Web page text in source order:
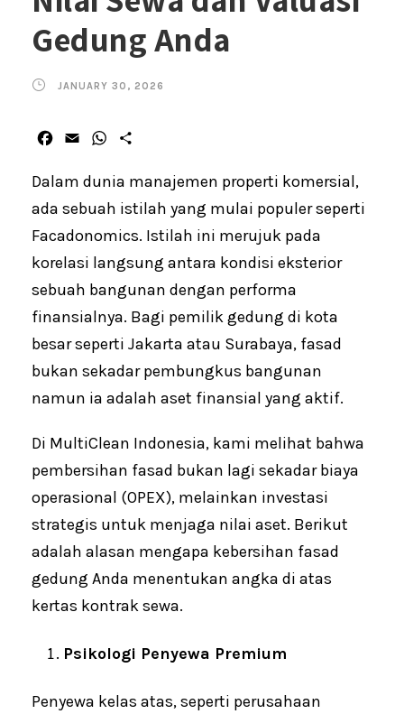
Gedung Anda
JANUARY 30, 2026
c
b
o
o
a
l
W
a
s
A
p
p
a
e
Dalam dunia manajemen properti komersial,
ada sebuah istilah yang mulai populer seperti
Facadonomics. Istilah ini merujuk pada
korelasi langsung antara kondisi eksterior
sebuah bangunan dengan performa
finansialnya. Bagi pemilik gedung di kota
besar seperti Jakarta atau Surabaya, fasad
bukan sekadar pembungkus bangunan
namun ia adalah aset finansial yang aktif.
Di MultiClean Indonesia, kami melihat bahwa
pembersihan fasad bukan lagi sekadar biaya
operasional (OPEX), melainkan investasi
strategis untuk menjaga nilai aset. Berikut
adalah alasan mengapa kebersihan fasad
gedung Anda menentukan angka di atas
kertas kontrak sewa.
Psikologi Penyewa Premium
Penyewa kelas atas, seperti perusahaan